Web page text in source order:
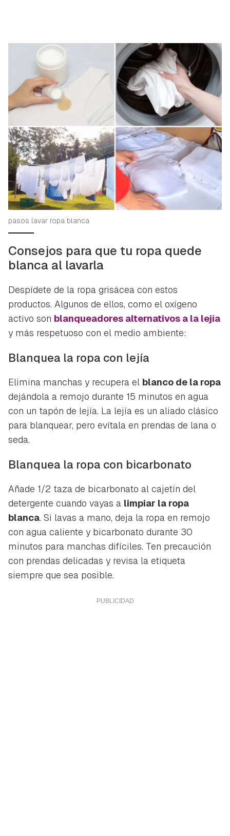
Para poder guardar como favorito, primero has de
iniciar sesión con tu cuenta de Hogarmanía.
INICIAR SESIÓN CANCELAR
pasos lavar ropa blanca
Consejos para que tu ropa quede
blanca al lavarla
Despídete de la ropa grisácea con estos
productos. Algunos de ellos, como el oxígeno
activo son blanqueadores alternativos a la lejía
y más respetuoso con el medio ambiente:
Blanquea la ropa con lejía
Elimina manchas y recupera el blanco de la ropa
dejándola a remojo durante 15 minutos en agua
con un tapón de lejía. La lejía es un aliado clásico
para blanquear, pero evítala en prendas de lana o
seda.
Blanquea la ropa con bicarbonato
Añade 1/2 taza de bicarbonato al cajetín del
detergente cuando vayas a limpiar la ropa
blanca. Si lavas a mano, deja la ropa en remojo
con agua caliente y bicarbonato durante 30
minutos para manchas difíciles. Ten precaución
con prendas delicadas y revisa la etiqueta
siempre que sea posible.
Gracias por suscribirte a nuestro boletín.
ACEPTAR